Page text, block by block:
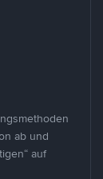
ab und
auf